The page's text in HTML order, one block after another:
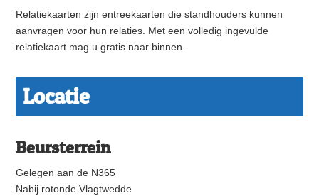
Relatiekaarten zijn entreekaarten die standhouders kunnen
aanvragen voor hun relaties. Met een volledig ingevulde
relatiekaart mag u gratis naar binnen.
Locatie
Beursterrein
Gelegen aan de N365
Nabij rotonde Vlagtwedde